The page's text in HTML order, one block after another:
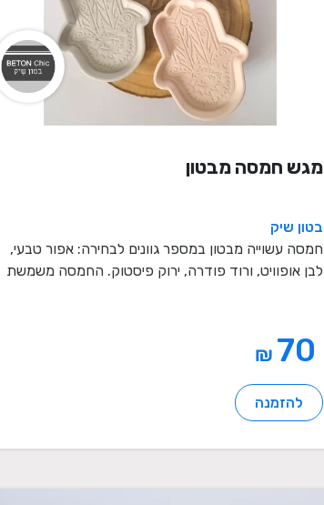
מגש חמסה מבטון
בטון שיק
חמסה עשוייה מבטון במספר גוונים לבחירה: אפור טבעי,
לבן אופוויט, ורוד פודרה, ירוק פיסטוק. החמסה משמשת
₪
להזמנה